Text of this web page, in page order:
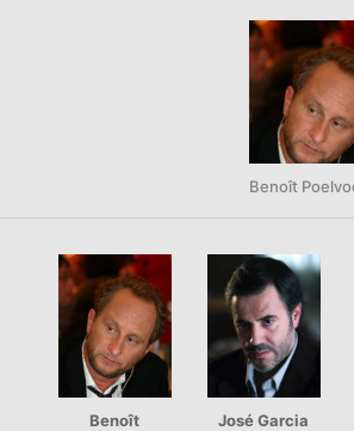
Benoît
Benoît
José Garcia